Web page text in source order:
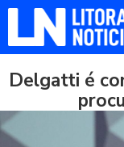
Delgatti é